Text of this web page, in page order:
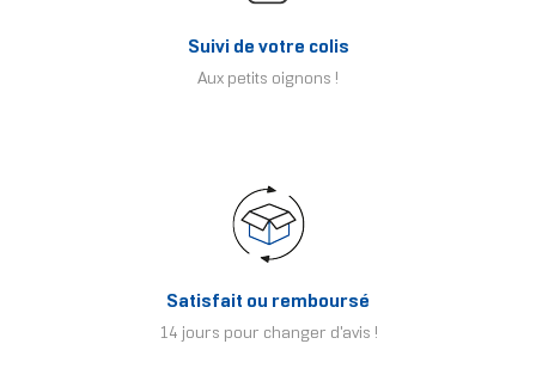
Suivi de votre colis
Aux petits oignons !
Satisfait ou remboursé
14 jours pour changer d'avis !